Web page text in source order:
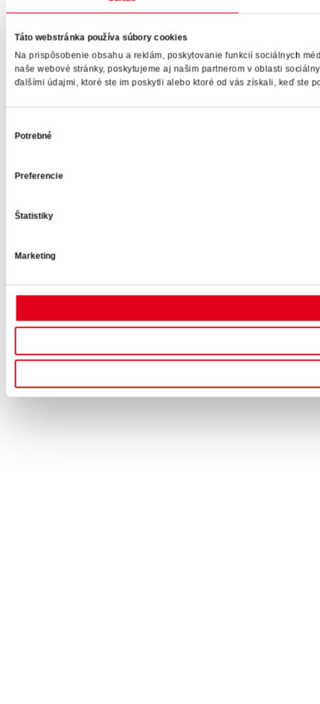
Táto webstránka používa súbory cookies
Na prispôsobenie obsahu a reklám, poskytovanie funkcií sociálnych
naše webové stránky, poskytujeme aj našim partnerom v oblasti
ďalšími údajmi, ktoré ste im poskytli alebo ktoré od vás získali, keď ste
súhlasu
Potrebné
Preferencie
Štatistiky
Marketing